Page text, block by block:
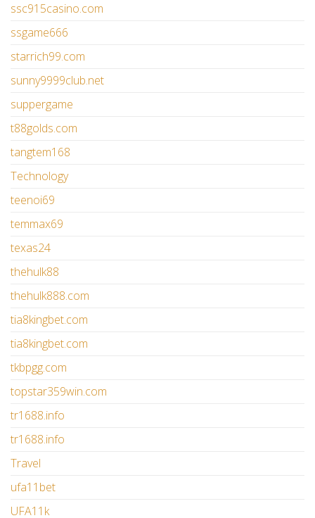
ssc915casino.com
ssgame666
starrich99.com
sunny9999club.net
suppergame
t88golds.com
tangtem168
Technology
teenoi69
temmax69
texas24
thehulk88
thehulk888.com
tia8kingbet.com
tia8kingbet.com
tkbpgg.com
topstar359win.com
tr1688.info
tr1688.info
Travel
ufa11bet
UFA11k